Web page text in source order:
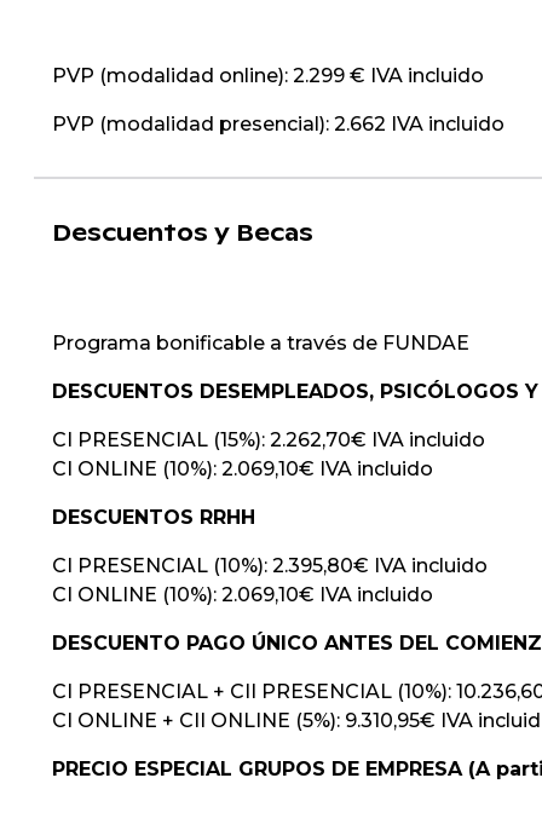
PVP (modalidad online): 2.299 € IVA incluido
PVP (modalidad presencial): 2.662 IVA incluido
Descuentos y Becas
Programa bonificable a través de FUNDAE
DESCUENTOS DESEMPLEADOS, PSICÓLOGOS
CI PRESENCIAL (15%): 2.262,70€ IVA incluido
CI ONLINE (10%): 2.069,10€ IVA incluido
DESCUENTOS RRHH
CI PRESENCIAL (10%): 2.395,80€ IVA incluido
CI ONLINE (10%): 2.069,10€ IVA incluido
DESCUENTO PAGO ÚNICO ANTES DEL
CI PRESENCIAL + CII PRESENCIAL (10%):
CI ONLINE + CII ONLINE (5%): 9.310,95€ IVA
PRECIO ESPECIAL GRUPOS DE EMPRESA (A